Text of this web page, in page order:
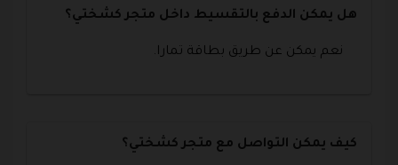
هل يمكن الدفع بالتقسيط داخل متجر كشختي؟
نعم يمكن عن طريق بطاقة تمارا.
كيف يمكن التواصل مع متجر كشختي؟